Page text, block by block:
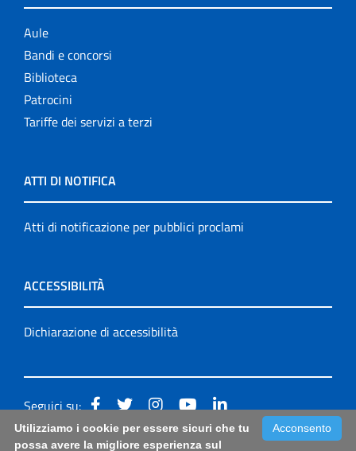
Aule
Bandi e concorsi
Biblioteca
Patrocini
Tariffe dei servizi a terzi
ATTI DI NOTIFICA
Atti di notificazione per pubblici proclami
ACCESSIBILITÀ
Dichiarazione di accessibilità
Seguici su:
Accessibilità: form di segnalazione di prima istanza per
Acconsento
Utilizziamo i cookie per essere sicuri che tu
possa avere la migliore esperienza sul